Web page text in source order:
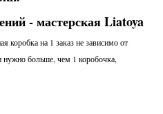
- мастерская Liatoya
коробка на 1 заказ не зависимо от
нужно больше, чем 1 коробочка,